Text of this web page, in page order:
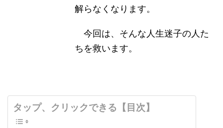
解らなくなります。
今回は、そんな人生迷子の人た
ちを救います。
タップ、クリックできる【目次】